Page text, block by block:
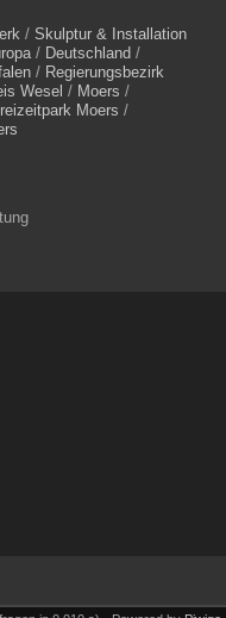
/ Skulptur & Installation
/ Deutschland /
/ Regierungsbezirk
Wesel / Moers /
Moers /